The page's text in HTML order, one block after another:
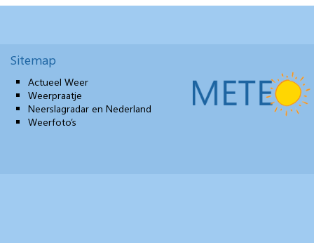
Sitemap
Actueel Weer
Weerpraatje
Neerslagradar en Nederland
Weerfoto’s